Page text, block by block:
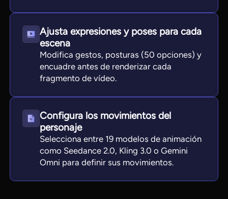
Ajusta expresiones y poses para cada
escena
Modifica gestos, posturas (50 opciones) y
encuadre antes de renderizar cada
fragmento de vídeo.
Configura los movimientos del
personaje
Selecciona entre 19 modelos de animación
como Seedance 2.0, Kling 3.0 o Gemini
Omni para definir sus movimientos.